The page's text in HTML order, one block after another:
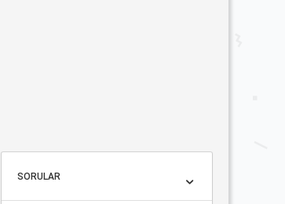
SORULAR